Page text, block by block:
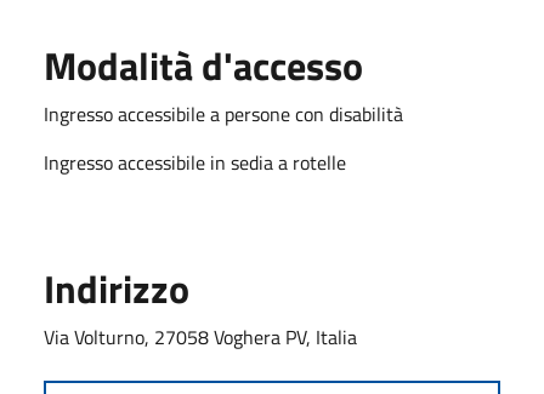
Modalità d'accesso
Ingresso accessibile a persone con disabilità
Ingresso accessibile in sedia a rotelle
Indirizzo
Via Volturno, 27058 Voghera PV, Italia